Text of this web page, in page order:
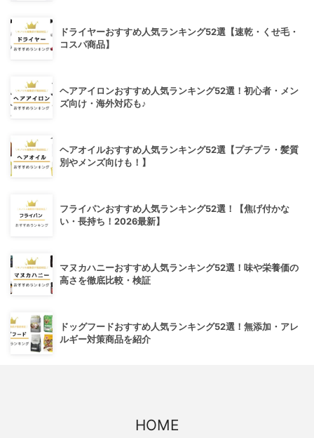
ドライヤーおすすめ人気ランキング52選【速乾・くせ毛・
コスパ商品】
ヘアアイロンおすすめ人気ランキング52選！初心者・メン
ズ向け・海外対応も♪
ヘアオイルおすすめ人気ランキング52選【プチプラ・髪質
別やメンズ向けも！】
フライパンおすすめ人気ランキング52選！【焦げ付かな
い・長持ち！2026最新】
マヌカハニーおすすめ人気ランキング52選！味や栄養価の
高さを徹底比較・検証
ドッグフードおすすめ人気ランキング52選！無添加・アレ
ルギー対策商品を紹介
HOME